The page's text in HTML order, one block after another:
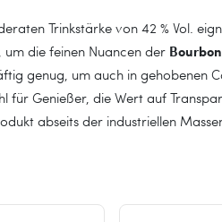
Trinkstärke von 42 % Vol.
die feinen Nuancen der
genug, um auch in gehobenen
für Genießer, die Wert auf
abseits der industriellen